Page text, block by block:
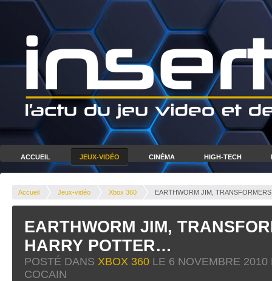
ACCUEIL JEUX-VIDÉO CINÉMA HIGH-TECH
Accueil Jeux-vidéo Xbox 360 EARTHWORM JIM,
EARTHWORM JIM,
HARRY POTTER…
POSTÉ DANS XBOX 360 LE 6 NOVEMBRE 2010
COCAIN